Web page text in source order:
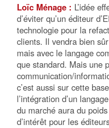
Loïc Ménage : L’idée
d’éviter qu’un éditeur
technologie pour la
clients. Il vendra bien
mais avec le langage
que standard. Mais une
communication/
c’est aussi sur cette
l’intégration d’un
du marché aura du
d’intérêt pour les